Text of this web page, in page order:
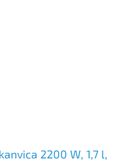
2200 W, 1,7 l,